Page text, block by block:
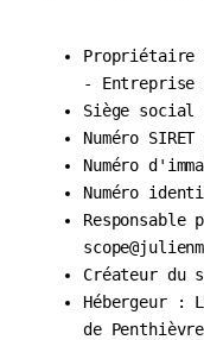
Propriétaire
-
Siège social
Numéro
Numéro
Numéro
Responsable
Créateur du
Hébergeur :
de